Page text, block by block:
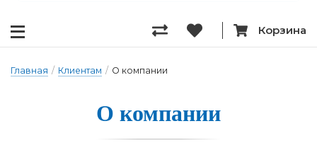
Корзина
Главная / Клиентам / О компании
О ком­па­нии